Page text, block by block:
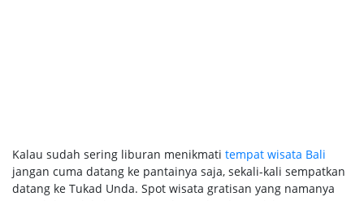
Kalau sudah sering liburan menikmati tempat wisata Bali
jangan cuma datang ke pantainya saja, sekali-kali sempatkan
datang ke Tukad Unda. Spot wisata gratisan yang namanya